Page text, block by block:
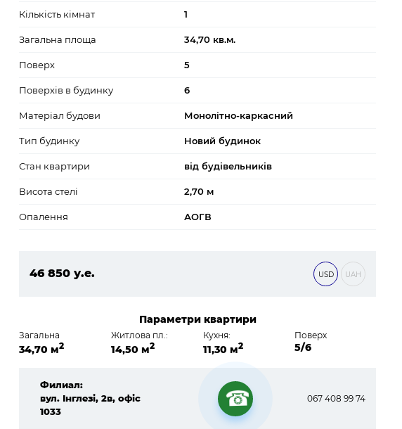
Кількість кімнат 1
Загальна площа 34,70 кв.м.
Поверх 5
Поверхів в будинку 6
Матеріал будови Монолітно-каркасний
Тип будинку Новий будинок
Стан квартири від будівельників
Висота стелі 2,70 м
Опалення АОГВ
46 850 у.е.
USD UAH
Параметри квартири
Загальна
34,70 м2
Житлова пл.:
14,50 м2
Кухня:
11,30 м2
Поверх
5/6
Филиал:
вул. Інглезі, 2в, офіс
1033
☎
067 408 99 74